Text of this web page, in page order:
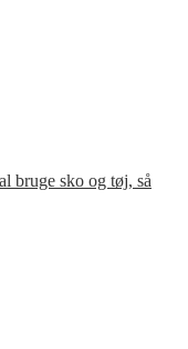
bruge sko og tøj, så